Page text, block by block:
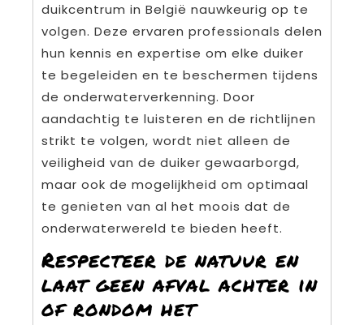
duikcentrum in België nauwkeurig op te
volgen. Deze ervaren professionals delen
hun kennis en expertise om elke duiker
te begeleiden en te beschermen tijdens
de onderwaterverkenning. Door
aandachtig te luisteren en de richtlijnen
strikt te volgen, wordt niet alleen de
veiligheid van de duiker gewaarborgd,
maar ook de mogelijkheid om optimaal
te genieten van al het moois dat de
onderwaterwereld te bieden heeft.
Respecteer de natuur en
laat geen afval achter in
of rondom het